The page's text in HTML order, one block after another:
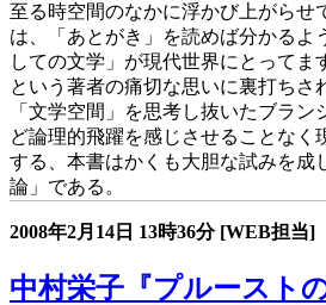
至る時空間のなかに浮かび上がらせ
は、「あとがき」を読めば分かるよ
しての文学」が現代世界にとってま
という著者の痛切な思いに裏打ちさ
「文学空間」を思考し抜いたブラ
ど論理的飛躍を感じさせることなく
する、本書はかくも大胆な試みを成
論」である。
2008年2月14日 13時36分 [WEB担当]
中村栄子『プルースト